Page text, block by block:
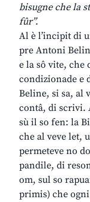
bisugne che la
fûr”.
Al è l’incipit di
pre Antoni
e la sô vite, che
condizionade e
Beline, si sa, al
contâ, di scrivi.
sù il so fen: la
che al veve let,
permeteve no
pandile, di
om, sul so
primis) che